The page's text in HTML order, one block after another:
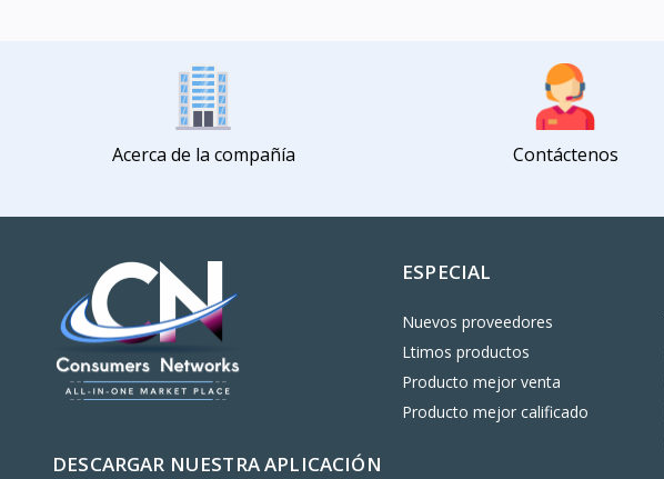
Acerca de la compañía Contáctenos
DESCARGAR NUESTRA APLICACIÓN
ESPECIAL
Nuevos proveedores
Ltimos productos
Producto mejor venta
Producto mejor calificado